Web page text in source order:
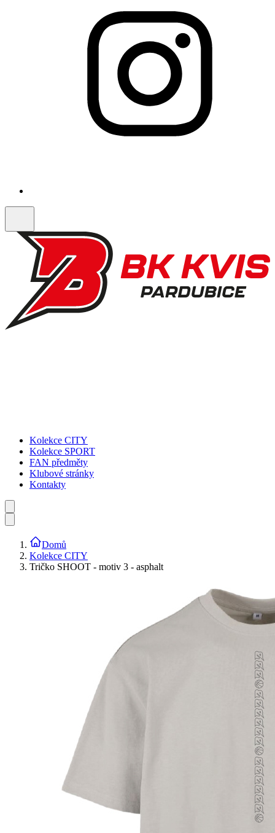
Kolekce CITY
Kolekce SPORT
FAN předměty
Klubové stránky
Kontakty
Domů
Kolekce CITY
Tričko SHOOT - motiv 3 - asphalt